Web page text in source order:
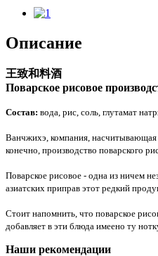
Описание
王致和料酒
Поварское рисовое
Состав: вода, рис, соль, глутамат
Ванчжихэ, компания, насчитывающая
конечно, производство поварского
Поварское рисовое - одна из ничем
азиатских приправ этот редкий
Стоит напомнить, что поварское
добавляет в эти блюда имеено ту
Наши рекомендации